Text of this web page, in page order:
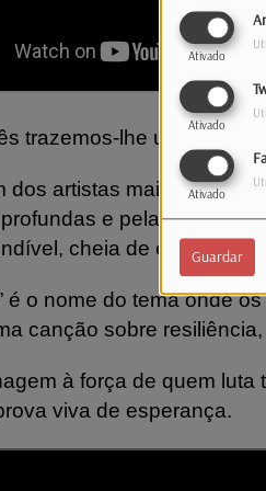
Ativado
Ativado
Ativado
Guardar
trazemos-lhe uma
dos artistas mais
e pela
cheia de emoção e
é o nome do tema onde
canção sobre
à força de quem
viva de esperança.